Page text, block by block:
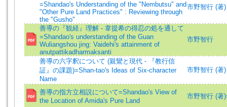
=Shandao's Understanding of the "Nembutsu" and
"Other Pure Land Practices" : Reviewing through
the "Gusho"
市野智行 (著)
善導の『観経』理解 - 韋提希の得忍の処を通して
=Shandao's understanding of the Guan
Wuliangshou jing: Vaidehi's attainment of
anutpattikadharmaksanti
市野智行
善導の六字釈について (親鸞と現代 - 『教行信
証』の課題)=Shan-tao's Ideas of Six-character
Name
市野智行 (著)
善導の指方立相説について=Shandao's View of
the Location of Amida's Pure Land
市野智行 (著